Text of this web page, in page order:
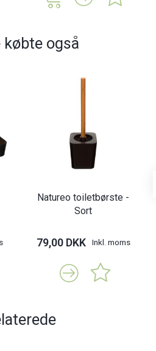
købte også
Natureo toiletbørste -
Sort
79,00 DKK Inkl. moms